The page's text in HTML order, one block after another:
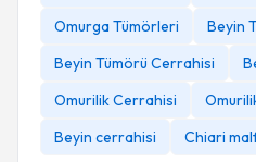
Omurga Tümörleri
Beyin
Beyin Tümörü Cerrahisi
Omurilik Cerrahisi
Beyin cerrahisi
Chiari